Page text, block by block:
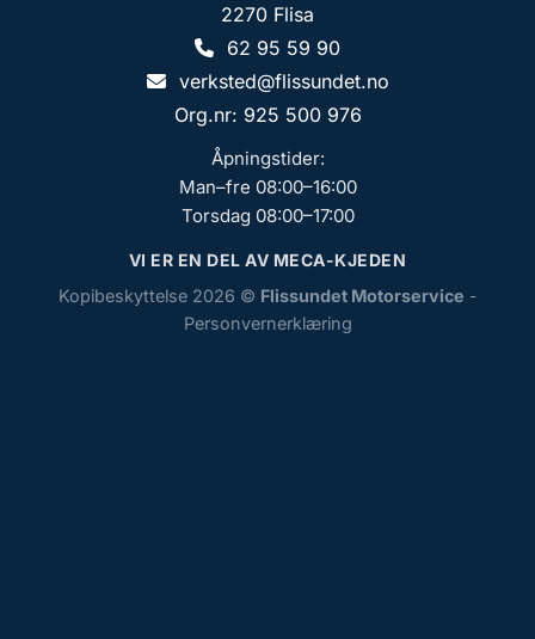
2270 Flisa
62 95 59 90
verksted@flissundet.no
Org.nr: 925 500 976
Åpningstider:
Man–fre 08:00–16:00
Torsdag 08:00–17:00
VI ER EN DEL AV MECA-KJEDEN
Kopibeskyttelse 2026 © Flissundet Motorservice -
Personvernerklæring